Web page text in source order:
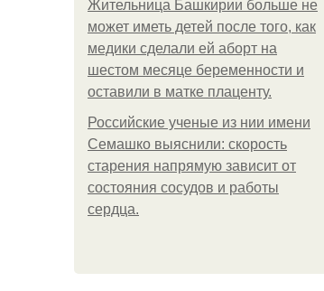
Жительница Башкирии больше не
может иметь детей после того, как
медики сделали ей аборт на
шестом месяце беременности и
оставили в матке плаценту.
Российские ученые из нии имени
Семашко выяснили: скорость
старения напрямую зависит от
состояния сосудов и работы
сердца.